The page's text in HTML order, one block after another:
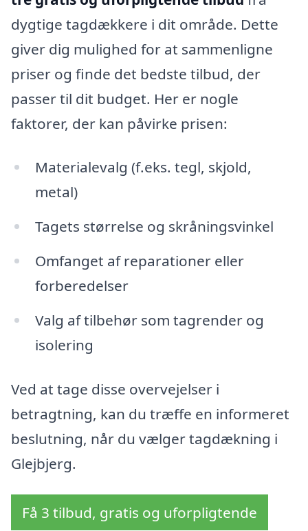
dygtige tagdækkere i dit område. Dette
giver dig mulighed for at sammenligne
priser og finde det bedste tilbud, der
passer til dit budget. Her er nogle
faktorer, der kan påvirke prisen:
Materialevalg (f.eks. tegl, skjold,
metal)
Tagets størrelse og skråningsvinkel
Omfanget af reparationer eller
forberedelser
Valg af tilbehør som tagrender og
isolering
Ved at tage disse overvejelser i
betragtning, kan du træffe en informeret
beslutning, når du vælger tagdækning i
Glejbjerg.
Få 3 tilbud, gratis og uforpligtende